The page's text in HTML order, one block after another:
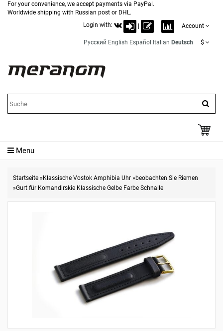
For your convenience, we accept payments via PayPal.
Worldwide shipping with Russian post or DHL.
Login with:
Account
Русский English Español Italian Deutsch $
Menu
Startseite » Klassische Vostok Amphibia Uhr »beobachten Sie Riemen
»Gurt für Komandirskie Klassische Gelbe Farbe Schnalle